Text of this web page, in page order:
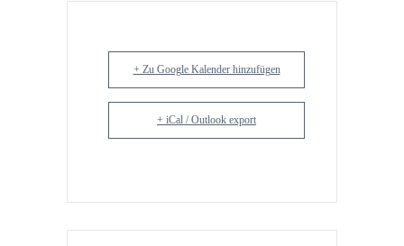
+ Zu Google Kalender hinzufügen
+ iCal / Outlook export